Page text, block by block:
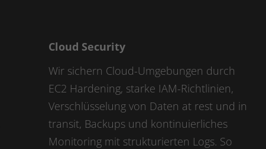
Cloud Security
Wir sichern Cloud-Umgebungen durch
EC2 Hardening, starke IAM-Richtlinien,
Verschlüsselung von Daten at rest und in
transit, Backups und kontinuierliches
Monitoring mit strukturierten Logs. So
kununu.com
Laufzeit
Zweck
Dieses Cookie wird von der
Bewertungsplattform kununu.com für
statistische Daten verwendet.